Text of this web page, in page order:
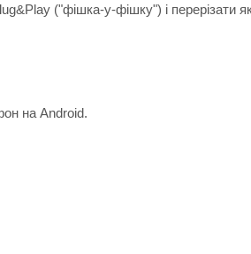
("фішка-у-фішку") і перерізати
на Android.